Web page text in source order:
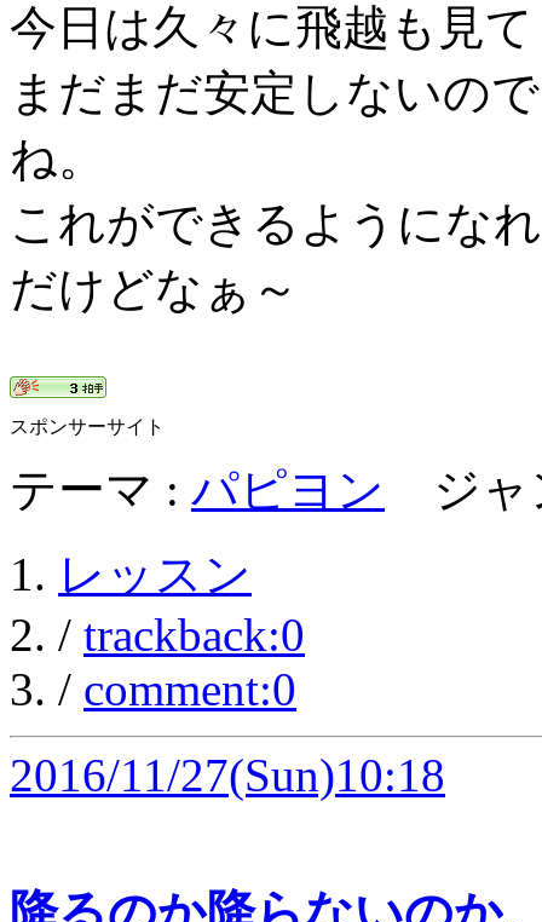
今日は久々に飛越も見
まだまだ安定しないの
ね。
これができるようにな
だけどなぁ～
スポンサーサイト
テーマ : パピヨン ジャ
レッスン
/ trackback:0
/ comment:0
2016/11/27(Sun)10:18